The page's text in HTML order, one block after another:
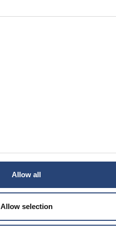
Allow all
Allow selection